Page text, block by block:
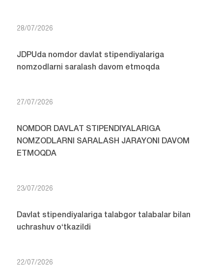
28/07/2026
JDPUda nomdor davlat stipendiyalariga
nomzodlarni saralash davom etmoqda
27/07/2026
NOMDOR DAVLAT STIPENDIYALARIGA
NOMZODLARNI SARALASH JARAYONI DAVOM
ETMOQDA
23/07/2026
Davlat stipendiyalariga talabgor talabalar bilan
uchrashuv o‘tkazildi
22/07/2026